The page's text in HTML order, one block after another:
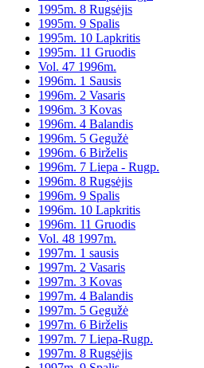
1995m. 8 Rugsėjis
1995m. 9 Spalis
1995m. 10 Lapkritis
1995m. 11 Gruodis
Vol. 47 1996m.
1996m. 1 Sausis
1996m. 2 Vasaris
1996m. 3 Kovas
1996m. 4 Balandis
1996m. 5 Gegužė
1996m. 6 Birželis
1996m. 7 Liepa - Rugp.
1996m. 8 Rugsėjis
1996m. 9 Spalis
1996m. 10 Lapkritis
1996m. 11 Gruodis
Vol. 48 1997m.
1997m. 1 sausis
1997m. 2 Vasaris
1997m. 3 Kovas
1997m. 4 Balandis
1997m. 5 Gegužė
1997m. 6 Birželis
1997m. 7 Liepa-Rugp.
1997m. 8 Rugsėjis